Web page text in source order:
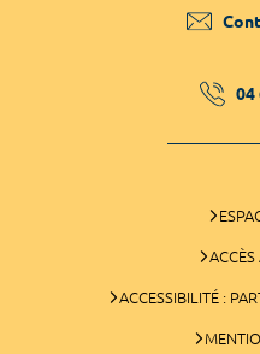
04
ACCESSIBILITÉ :